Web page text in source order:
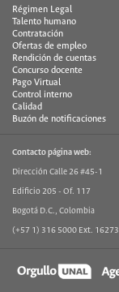
Régimen Legal
Talento humano
Contratación
Ofertas de empleo
Rendición de cuentas
Concurso docente
Pago Virtual
Control interno
Calidad
Buzón de notificaciones
Contacto página web:
Dirección Calle 26 #45-1
Edificio 205 - Of. 117
Bogotá D.C., Colombia
(+57 1) 316 5000 Ext. 16273